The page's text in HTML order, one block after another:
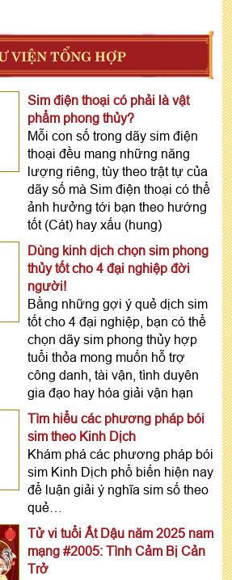
VIỆN TỔNG HỢP
Sim điện thoại có phải là vật
phẩm phong thủy?
Mỗi con số trong dãy sim điện
thoại đều mang những năng
lượng riêng, tùy theo trật tự của
dãy số mà Sim điện thoại có thể
ảnh hưởng tới bạn theo hướng
tốt (Cát) hay xấu (hung)
Dùng kinh dịch chọn sim phong
thủy tốt cho 4 đại nghiệp đời
người!
Bằng những gợi ý quẻ dịch sim
tốt cho 4 đại nghiệp, bạn có thể
chọn dãy sim phong thủy hợp
tuổi thỏa mong muốn hỗ trợ
công danh, tài vận, tình duyên
gia đạo hay hóa giải vận hạn
Tìm hiểu các phương pháp bói
sim theo Kinh Dịch
Khám phá các phương pháp bói
sim Kinh Dịch phổ biến hiện nay
để luận giải ý nghĩa sim số theo
quẻ…
Tử vi tuổi Ất Dậu năm 2025 nam
mạng #2005: Tình Cảm Bị Cản
Trở